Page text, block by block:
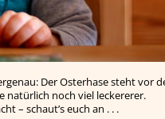
Der Osterhase steht vor
natürlich noch viel leckererer.
– schaut’s euch an . . .